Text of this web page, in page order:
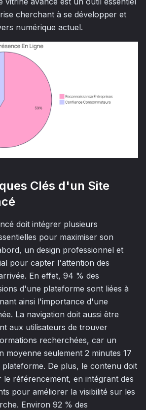
cherchant à se développer et
numérique actuel.
Clés d'un Site
doit intégrer plusieurs
pour maximiser son
un design professionnel et
pour capter l'attention des
En effet, 94 % des
d'une plateforme sont liées à
ainsi l'importance d'une
La navigation doit aussi être
aux utilisateurs de trouver
recherchées, car un
moyenne seulement 2 minutes 17
De plus, le contenu doit
le référencement, en intégrant des
pour améliorer la visibilité sur les
Environ 92 % des